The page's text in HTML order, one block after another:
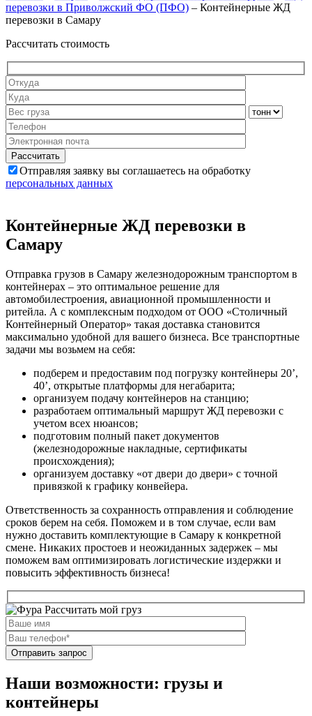
перевозки в Приволжский ФО (ПФО) – Контейнерные ЖД
перевозки в Самару
Рассчитать стоимость
Отправляя заявку вы соглашаетесь на обработку
персональных данных
Контейнерные ЖД перевозки в
Самару
Отправка грузов в Самару железнодорожным транспортом в
контейнерах – это оптимальное решение для
автомобилестроения, авиационной промышленности и
ритейла. А с комплексным подходом от ООО «Столичный
Контейнерный Оператор» такая доставка становится
максимально удобной для вашего бизнеса. Все транспортные
задачи мы возьмем на себя:
подберем и предоставим под погрузку контейнеры 20’,
40’, открытые платформы для негабарита;
организуем подачу контейнеров на станцию;
разработаем оптимальный маршрут ЖД перевозки с
учетом всех нюансов;
подготовим полный пакет документов
(железнодорожные накладные, сертификаты
происхождения);
организуем доставку «от двери до двери» с точной
привязкой к графику конвейера.
Ответственность за сохранность отправления и соблюдение
сроков берем на себя. Поможем и в том случае, если вам
нужно доставить комплектующие в Самару к конкретной
смене. Никаких простоев и неожиданных задержек – мы
поможем вам оптимизировать логистические издержки и
повысить эффективность бизнеса!
Рассчитать мой груз
Наши возможности: грузы и
контейнеры